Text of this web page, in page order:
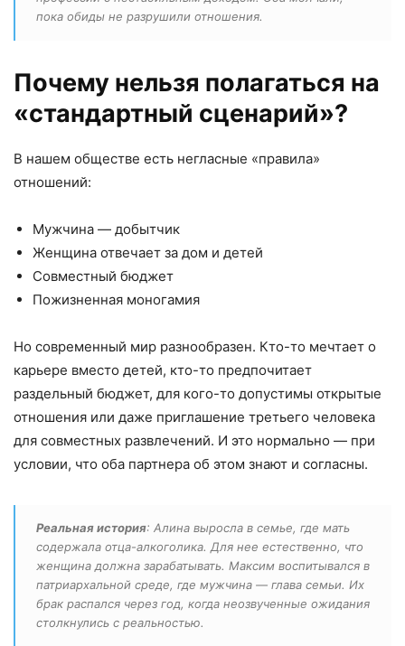
пока обиды не разрушили отношения.
Почему нельзя полагаться на
«стандартный сценарий»?
В нашем обществе есть негласные «правила»
отношений:
Мужчина — добытчик
Женщина отвечает за дом и детей
Совместный бюджет
Пожизненная моногамия
Но современный мир разнообразен. Кто-то мечтает о
карьере вместо детей, кто-то предпочитает
раздельный бюджет, для кого-то допустимы открытые
отношения или даже приглашение третьего человека
для совместных развлечений. И это нормально — при
условии, что оба партнера об этом знают и согласны.
Реальная история: Алина выросла в семье, где мать
содержала отца-алкоголика. Для нее естественно, что
женщина должна зарабатывать. Максим воспитывался в
патриархальной среде, где мужчина — глава семьи. Их
брак распался через год, когда неозвученные ожидания
столкнулись с реальностью.